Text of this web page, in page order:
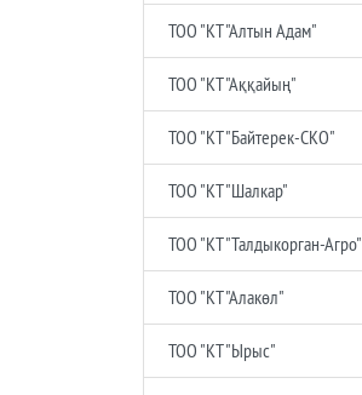
ТОО "КТ "Алтын Адам"
ТОО "КТ "Аққайың"
ТОО "КТ "Байтерек-СКО"
ТОО "КТ "Шалкар"
ТОО "КТ "Талдыкорган-Агро"
ТОО "КТ "Алакөл"
ТОО "КТ "Ырыс"